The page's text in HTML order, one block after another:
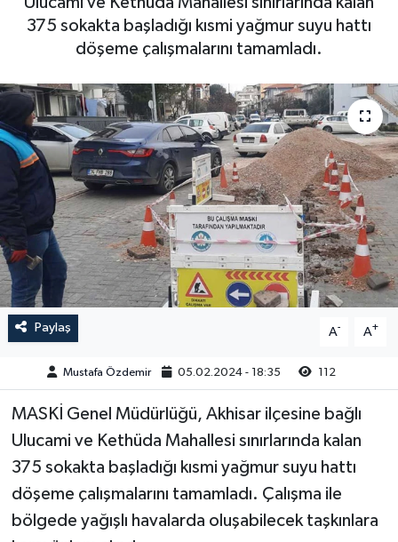
375 sokakta başladığı kısmi yağmur suyu hattı
döşeme çalışmalarını tamamladı.
Paylaş A- A+
Mustafa Özdemir 05.02.2024 - 18:35 112
MASKİ Genel Müdürlüğü, Akhisar ilçesine bağlı
Ulucami ve Kethüda Mahallesi sınırlarında kalan
375 sokakta başladığı kısmi yağmur suyu hattı
döşeme çalışmalarını tamamladı. Çalışma ile
bölgede yağışlı havalarda oluşabilecek taşkınlara
Magazin
Kadın
Yerel Haber
Akhisar Emlak
Ülke
Etiketler
Duyurular
Sektörel
Röportaj
Dünya
Yaşam
Kadın
Yerel Haber
Akhisar Emlak
Etiketler